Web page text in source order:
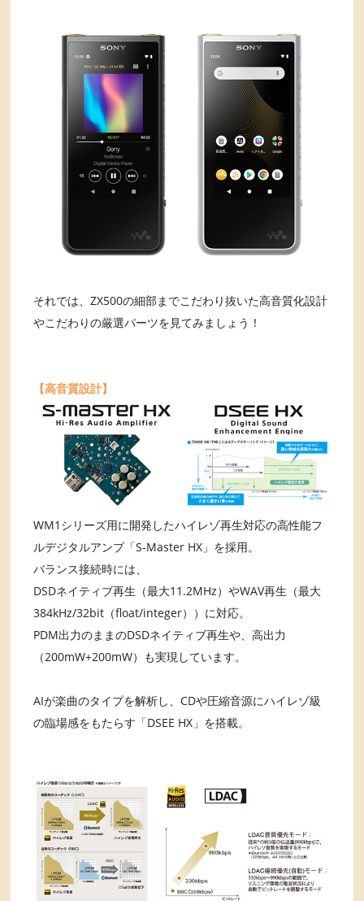
それでは、ZX500の細部までこだわり抜いた高音質化設計
やこだわりの厳選パーツを見てみましょう！
【高音質設計】
WM1シリーズ用に開発したハイレゾ再生対応の高性能フ
ルデジタルアンプ「S-Master HX」を採用。
バランス接続時には、
DSDネイティブ再生（最大11.2MHz）やWAV再生（最大
384kHz/32bit（float/integer））に対応。
PDM出力のままのDSDネイティブ再生や、高出力
（200mW+200mW）も実現しています。
AIが楽曲のタイプを解析し、CDや圧縮音源にハイレゾ級
の臨場感をもたらす「DSEE HX」を搭載。